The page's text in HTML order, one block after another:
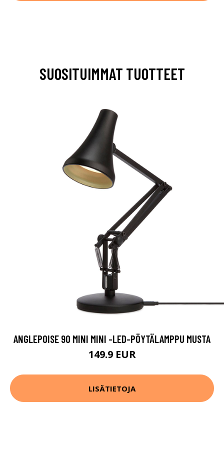
SUOSITUIMMAT TUOTTEET
ANGLEPOISE 90 MINI MINI -LED-PÖYTÄLAMPPU MUSTA
149.9 EUR
LISÄTIETOJA